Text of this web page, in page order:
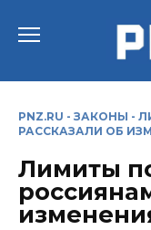
PNZ.RU - ЗАКОНЫ -
РАССКАЗАЛИ ОБ
Лимиты